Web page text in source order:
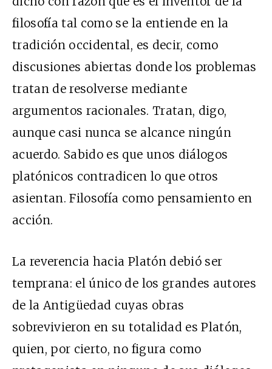
filosofía tal como se la entiende en la
tradición occidental, es decir, como
discusiones abiertas donde los problemas
tratan de resolverse mediante
argumentos racionales. Tratan, digo,
aunque casi nunca se alcance ningún
acuerdo. Sabido es que unos diálogos
platónicos contradicen lo que otros
asientan. Filosofía como pensamiento en
acción.
La reverencia hacia Platón debió ser
temprana: el único de los grandes autores
de la Antigüedad cuyas obras
sobrevivieron en su totalidad es Platón,
quien, por cierto, no figura como